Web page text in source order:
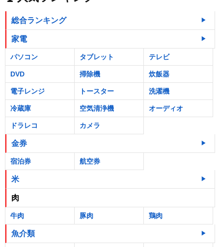
総合ランキング
家電
パソコン タブレット テレビ
DVD 掃除機 炊飯器
電子レンジ トースター 洗濯機
冷蔵庫 空気清浄機 オーディオ
ドラレコ カメラ
金券
宿泊券 航空券
米
肉
牛肉 豚肉 鶏肉
魚介類